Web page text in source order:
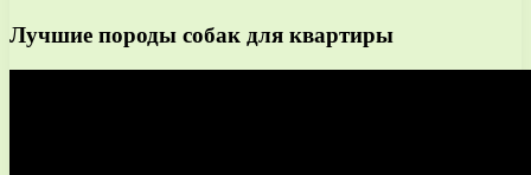
Лучшие породы собак для квартиры